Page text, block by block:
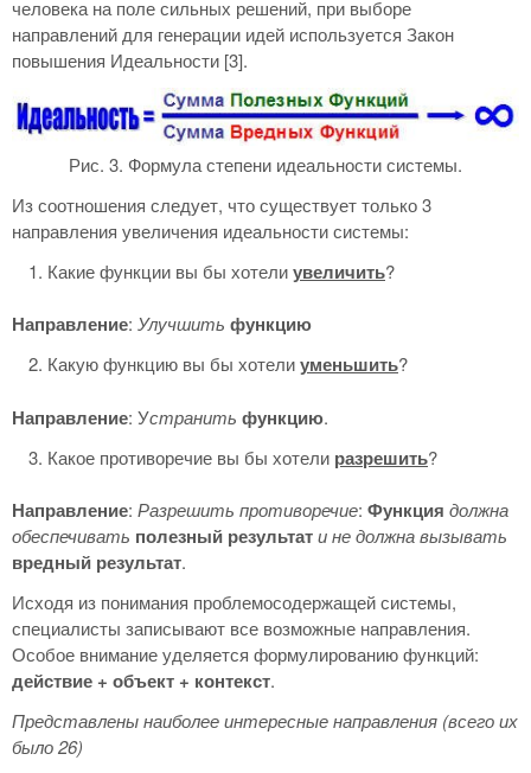
человека на поле сильных решений, при выборе
направлений для генерации идей используется Закон
повышения Идеальности [3].
Рис. 3. Формула степени идеальности системы.
Из соотношения следует, что существует только 3
направления увеличения идеальности системы:
Какие функции вы бы хотелиувеличить?
Направление: Улучшить функцию
Какую функцию вы бы хотелиуменьшить?
Направление: Устранить функцию.
Какое противоречие вы бы хотели разрешить?
Направление: Разрешить противоречие: Функция должна
обеспечивать полезный результати не должна вызывать
вредный результат.
Исходя из понимания проблемосодержащей системы,
специалисты записывают все возможные направления.
Особое внимание уделяется формулированию функций:
действие + объект + контекст.
Представлены наиболее интересные направления (всего их
было 26)